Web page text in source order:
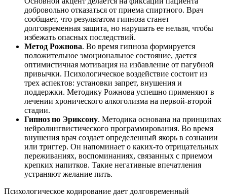
добровольно отказаться от приема спиртного. Врач
сообщает, что результатом гипноза станет
долговременная защита, но нарушать ее нельзя, чтобы
избежать опасных последствий.
Метод Рожнова. Во время гипноза формируется
положительное эмоциональное состояние, дается
оптимистичная мотивация на избавление от пагубной
привычки. Психологическое воздействие состоит из
трех аспектов: установки запрет, внушения и
поддержки. Методику Рожнова успешно применяют в
лечении хронического алкоголизма на первой-второй
стадии.
Гипноз по Эриксону. Методика основана на принципах
нейролингвистического программирования. Во время
внушения врач создает определенный якорь в сознании
или триггер. Он напоминает о каких-то отрицательных
переживаниях, воспоминаниях, связанных с приемом
крепких напитков. Такие негативные впечатления
устраняют желание пить.
Психологическое кодирование дает долговременный